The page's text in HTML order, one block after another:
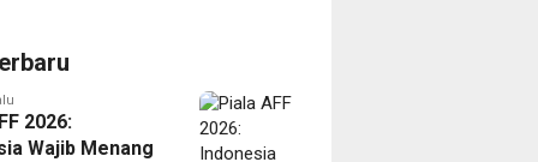
2026:
Wajib Menang